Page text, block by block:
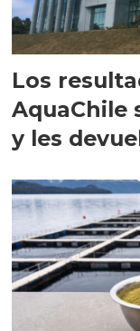
Los
AquaChile
y les